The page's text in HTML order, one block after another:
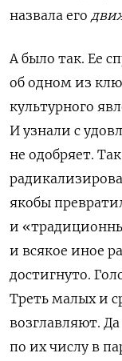
назвала его
А было так. Ее
об одном из
культурного
И узнали с
не одобряет.
якобы
и
и всякое иное
достигнуто.
Треть малыхи
возглавляют.
по ихчислу в